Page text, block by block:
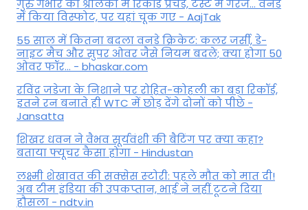
गुरु गंभीर का श्रीलंका में र‍िकॉर्ड प्रचंड, टेस्ट में गरजे... वनडे
में किया व‍िस्फोट, पर यहां चूक गए - AajTak
55 साल में कितना बदला वनडे क्रिकेट: कलर जर्सी, डे-
नाइट मैच और सुपर ओवर जैसे नियम बदले; क्या होगा 50
ओवर फॉर... - bhaskar.com
रविंद्र जडेजा के निशाने पर रोहित-कोहली का बड़ा रिकॉर्ड,
इतने रन बनाते ही WTC में छोड़ देंगे दोनों को पीछे -
Jansatta
शिखर धवन ने वैभव सूर्यवंशी की बैटिंग पर क्या कहा?
बताया फ्यूचर कैसा होगा - Hindustan
लक्ष्मी शेखावत की सक्‍सेस स्‍टोरी: पहले मौत को मात दी!
अब टीम इंडिया की उपकप्तान, भाई ने नहीं टूटने दिया
हौसला - ndtv.in